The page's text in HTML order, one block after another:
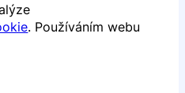
. Používáním webu